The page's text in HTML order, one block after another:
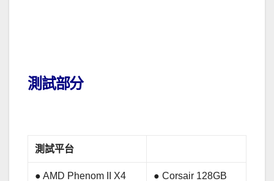
測試部分
測試平台
● AMD Phenom II X4 ● Corsair 128GB